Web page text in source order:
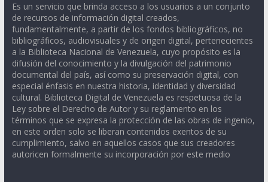
Es un servicio que brinda acceso a los usuarios a un conjunto
de recursos de información digital creados,
fundamentalmente, a partir de los fondos bibliográficos, no
bibliográficos, audiovisuales y de origen digital, pertenecientes
a la Biblioteca Nacional de Venezuela, cuyo propósito es la
difusión del conocimiento y la divulgación del patrimonio
documental del país, así como su preservación digital, con
especial énfasis en nuestra historia, identidad y diversidad
cultural. Biblioteca Digital de Venezuela es respetuosa de la
Ley sobre el Derecho de Autor y su reglamento en los
términos que se expresa la protección de las obras de ingenio,
en este orden solo se liberan contenidos exentos de su
cumplimiento, salvo en aquellos casos que sus creadores
autoricen formalmente su incorporación por este medio